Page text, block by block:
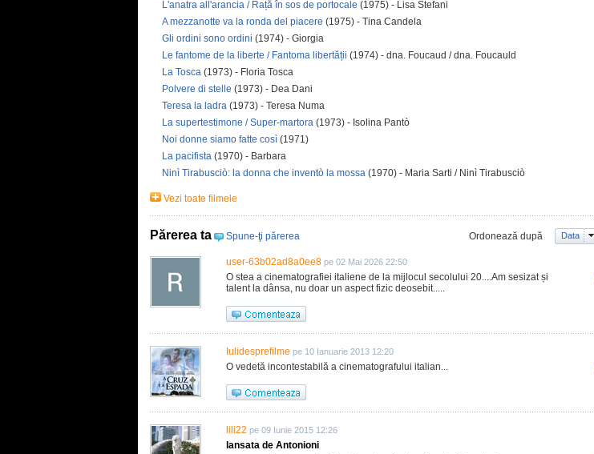
L'anatra all'arancia / Rață în sos de portocale (1975) - Lisa Stefani
A mezzanotte va la ronda del piacere (1975) - Tina Candela
Gli ordini sono ordini (1974) - Giorgia
Le fantome de la liberte / Fantoma libertății (1974) - dna. Foucaud / dna. Foucauld
La Tosca (1973) - Floria Tosca
Polvere di stelle (1973) - Dea Dani
Teresa la ladra (1973) - Teresa Numa
La supertestimone / Super-martora (1973) - Isolina Pantò
Noi donne siamo fatte così (1971)
La pacifista (1970) - Barbara
Ninì Tirabusciò: la donna che inventò la mossa (1970) - Maria Sarti / Ninì Tirabusciò
Vezi toate filmele
Părerea ta Spune-ţi părerea Ordonează după Data
user-63b02ad8a0ee8 pe 02 Mai 2026 22:50
O stea a cinematografiei italiene de la mijlocul secolului 20....Am sesizat și
talent la dânsa, nu doar un aspect fizic deosebit.....
Iulidesprefilme pe 10 Ianuarie 2013 12:20
O vedetă incontestabilă a cinematografului italian...
lili22 pe 09 Iunie 2015 12:26
lansata de Antonioni